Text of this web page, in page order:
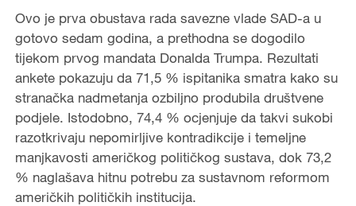
Ovo je prva obustava rada savezne vlade SAD-a u
gotovo sedam godina, a prethodna se dogodilo
tijekom prvog mandata Donalda Trumpa. Rezultati
ankete pokazuju da 71,5 % ispitanika smatra kako su
stranačka nadmetanja ozbiljno produbila društvene
podjele. Istodobno, 74,4 % ocjenjuje da takvi sukobi
razotkrivaju nepomirljive kontradikcije i temeljne
manjkavosti američkog političkog sustava, dok 73,2
% naglašava hitnu potrebu za sustavnom reformom
američkih političkih institucija.